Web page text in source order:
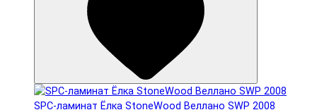
SPC-ламинат Ëлка StoneWood Веллано SWP 2008